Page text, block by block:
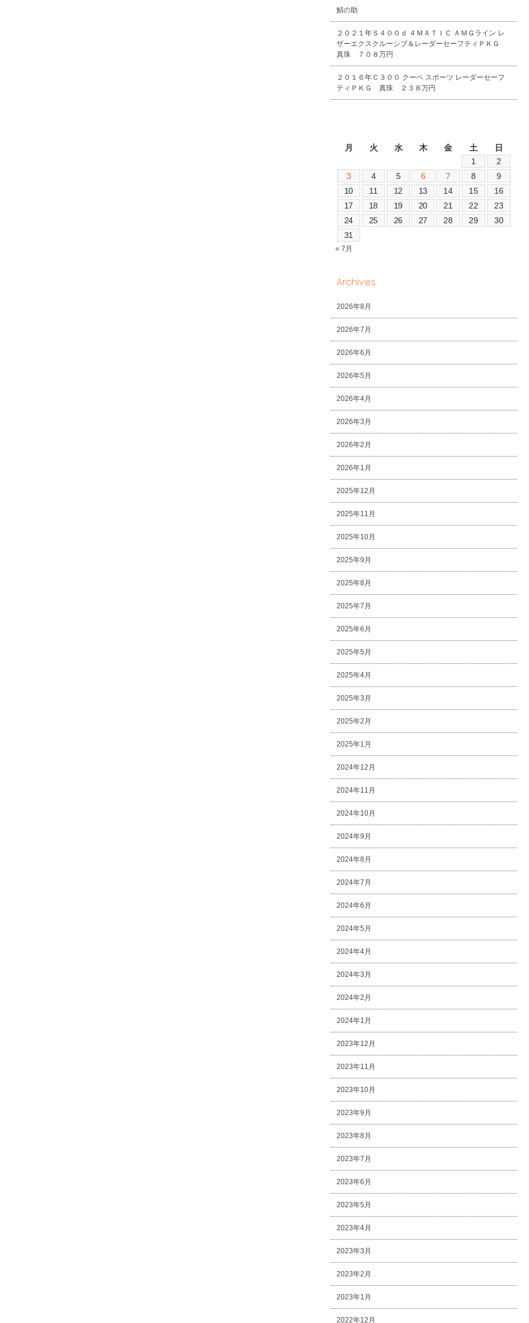
鯖の助
２０２１年Ｓ４００ｄ ４ＭＡＴＩＣ ＡＭＧライン レ
ザーエクスクルーシブ＆レーダーセーフティＰＫＧ
真珠 ７０８万円
２０１６年Ｃ３００ クーペ スポーツ レーダーセーフ
ティＰＫＧ 真珠 ２３８万円
月
火 水 木 金 土
日
1
2
3
4 5 6 7 8
9
10
11 12 13 14 15
16
17
18 19 20 21 22
23
24
25 26 27 28 29
30
31
« 7月
Archives
2026年8月
2026年7月
2026年6月
2026年5月
2026年4月
2026年3月
2026年2月
2026年1月
2025年12月
2025年11月
2025年10月
2025年9月
2025年8月
2025年7月
2025年6月
2025年5月
2025年4月
2025年3月
2025年2月
2025年1月
2024年12月
2024年11月
2024年10月
2024年9月
2024年8月
2024年7月
2024年6月
2024年5月
2024年4月
2024年3月
2024年2月
2024年1月
2023年12月
2023年11月
2023年10月
2023年9月
2023年8月
2023年7月
2023年6月
2023年5月
2023年4月
2023年3月
2023年2月
2023年1月
2022年12月